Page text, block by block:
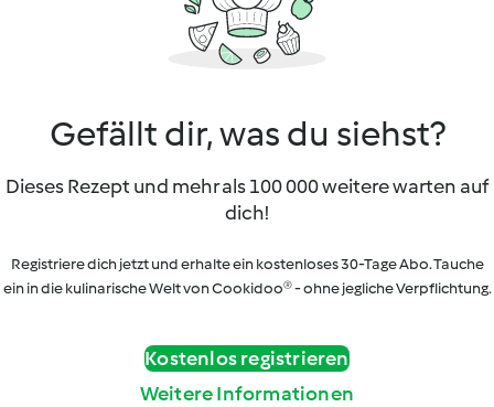
Gefällt dir, was du siehst?
Dieses Rezept und mehr als 100 000 weitere warten auf
dich!
Registriere dich jetzt und erhalte ein kostenloses 30-Tage Abo. Tauche
ein in die kulinarische Welt von Cookidoo® - ohne jegliche Verpflichtung.
Kostenlos registrieren
Weitere Informationen